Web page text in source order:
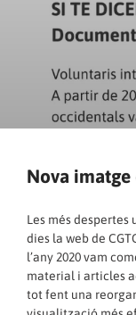
Nova imatge
Les més despertes
dies la web de
l’any 2020 vam
material i articles
tot fent una